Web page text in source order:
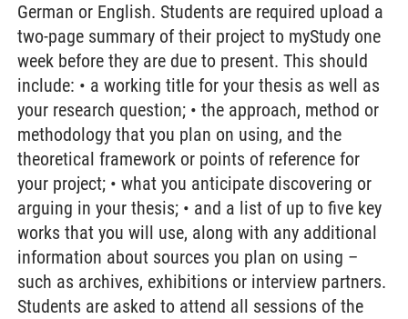
German or English. Students are required upload a
two-page summary of their project to myStudy one
week before they are due to present. This should
include: • a working title for your thesis as well as
your research question; • the approach, method or
methodology that you plan on using, and the
theoretical framework or points of reference for
your project; • what you anticipate discovering or
arguing in your thesis; • and a list of up to five key
works that you will use, along with any additional
information about sources you plan on using –
such as archives, exhibitions or interview partners.
Students are asked to attend all sessions of the